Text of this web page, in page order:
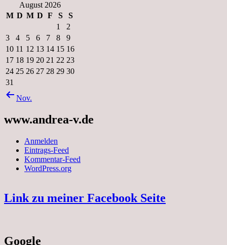
August 2026
M D M D F S
S
1
2
3
4 5 6 7 8
9
10 11 12 13 14 15 16
17 18 19 20 21 22 23
24 25 26 27 28 29 30
31
Nov.
www.andrea-v.de
Anmelden
Eintrags-Feed
Kommentar-Feed
WordPress.org
Link zu meiner Facebook Seite
Google